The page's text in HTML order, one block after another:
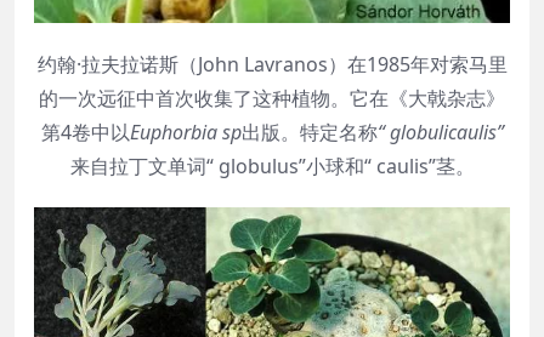
约翰·拉夫拉诺斯（John Lavranos）在1985年对索马里
的一次远征中首次收集了这种植物。它在《大戟杂志》
第4卷中以Euphorbia sp出版。 特定名称“ globulicaulis”
来自拉丁文单词“ globulus”小球和“ caulis”茎。